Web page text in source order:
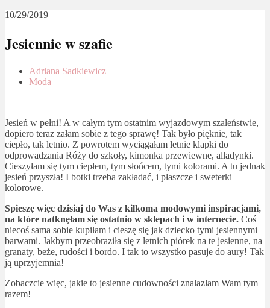
10/29/2019
Jesiennie w szafie
Adriana Sadkiewicz
Moda
Jesień w pełni! A w całym tym ostatnim wyjazdowym szaleństwie,
dopiero teraz załam sobie z tego sprawę! Tak było pięknie, tak
ciepło, tak letnio. Z powrotem wyciągałam letnie klapki do
odprowadzania Róży do szkoły, kimonka przewiewne, alladynki.
Cieszyłam się tym ciepłem, tym słońcem, tymi kolorami. A tu jednak
jesień przyszła! I botki trzeba zakładać, i płaszcze i sweterki
kolorowe.
Spieszę więc dzisiaj do Was z kilkoma modowymi inspiracjami,
na które natknęłam się ostatnio w sklepach i w internecie. Coś
niecoś sama sobie kupiłam i cieszę się jak dziecko tymi jesiennymi
barwami. Jakbym przeobraziła się z letnich piórek na te jesienne, na
granaty, beże, rudości i bordo. I tak to wszystko pasuje do aury! Tak
ją uprzyjemnia!
Zobaczcie więc, jakie to jesienne cudowności znalazłam Wam tym
razem!